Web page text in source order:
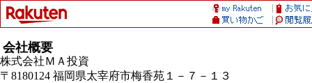
会社概要
株式会社ＭＡ投資
〒8180124 福岡県太宰府市梅香苑１－７－１３